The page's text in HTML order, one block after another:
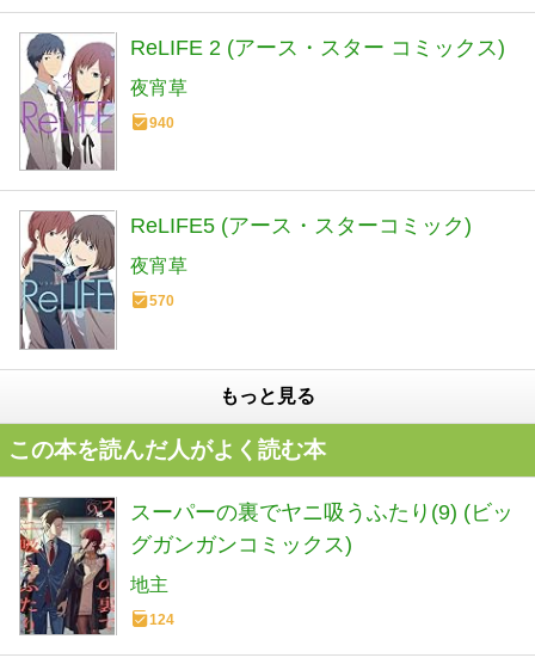
ReLIFE 2 (アース・スター コミックス)
夜宵草
940
ReLIFE5 (アース・スターコミック)
夜宵草
570
もっと見る
この本を読んだ人がよく読む本
スーパーの裏でヤニ吸うふたり(9) (ビッ
グガンガンコミックス)
地主
124